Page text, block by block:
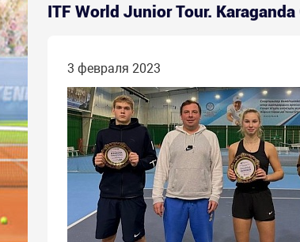
ITF World Junior Tour.
3 февраля 2023